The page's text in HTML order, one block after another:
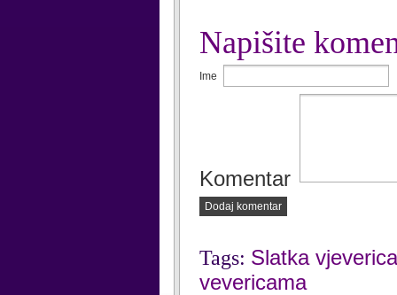
Napišite
Ime
Komentar
Dodaj komentar
Tags: Slatka vjeverica
vevericama